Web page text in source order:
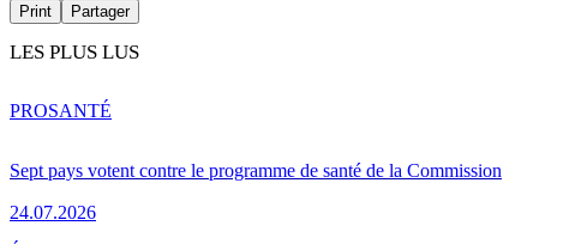
Print Partager
LES PLUS LUS
Sept pays votent contre le programme de santé de la Commission
24.07.2026
PROSANTÉ